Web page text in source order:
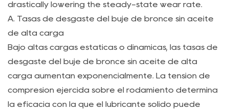
beneficio
de
utilizar
un
rodamiento
autolubricante
drastically lowering the steady-state wear rate.
A. Tasas de desgaste del buje de bronce sin aceite
de alta carga
Bajo altas cargas estáticas o dinámicas, las tasas de
desgaste del buje de bronce sin aceite de alta
carga aumentan exponencialmente. La tensión de
compresión ejercida sobre el rodamiento determina
la eficacia con la que el lubricante sólido puede